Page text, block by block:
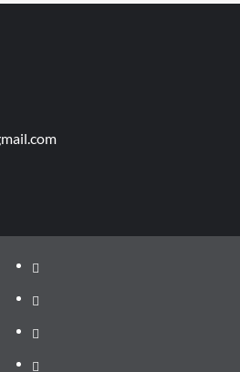
About
WEB
SERIES
TO
Dehradun
Smart
Life